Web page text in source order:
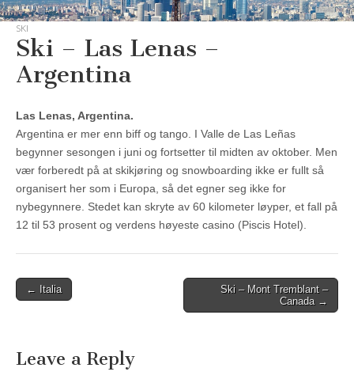
SKI
Ski – Las Lenas –
Argentina
Las Lenas, Argentina.
Argentina er mer enn biff og tango. I Valle de Las Leñas
begynner sesongen i juni og fortsetter til midten av oktober. Men
vær forberedt på at skikjøring og snowboarding ikke er fullt så
organisert her som i Europa, så det egner seg ikke for
nybegynnere. Stedet kan skryte av 60 kilometer løyper, et fall på
12 til 53 prosent og verdens høyeste casino (Piscis Hotel).
Post
← Italia
Ski – Mont Tremblant –
Canada →
Leave a Reply